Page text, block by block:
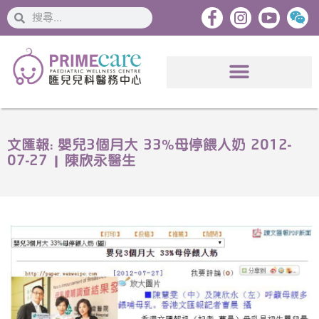
搜
索
搜
索
文匯報: 嬰兒3個月大 33%母停餵人奶 2012-
07-27 | 陳欣永醫生